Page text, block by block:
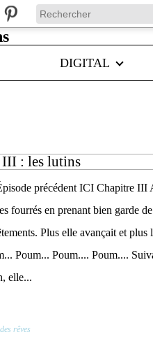
DIGITAL
III : les lutins
précédent ICI Chapitre III
fourrés en prenant bien garde
Plus elle avançait et plus
Poum... Poum.... Poum....
elle...
rêves